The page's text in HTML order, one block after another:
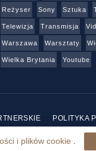
Reżyser Sony Sztuka
Telewizja Transmisja
Warszawa Warsztaty
Wielka Brytania Youtube
POLITYKA
i plików cookie